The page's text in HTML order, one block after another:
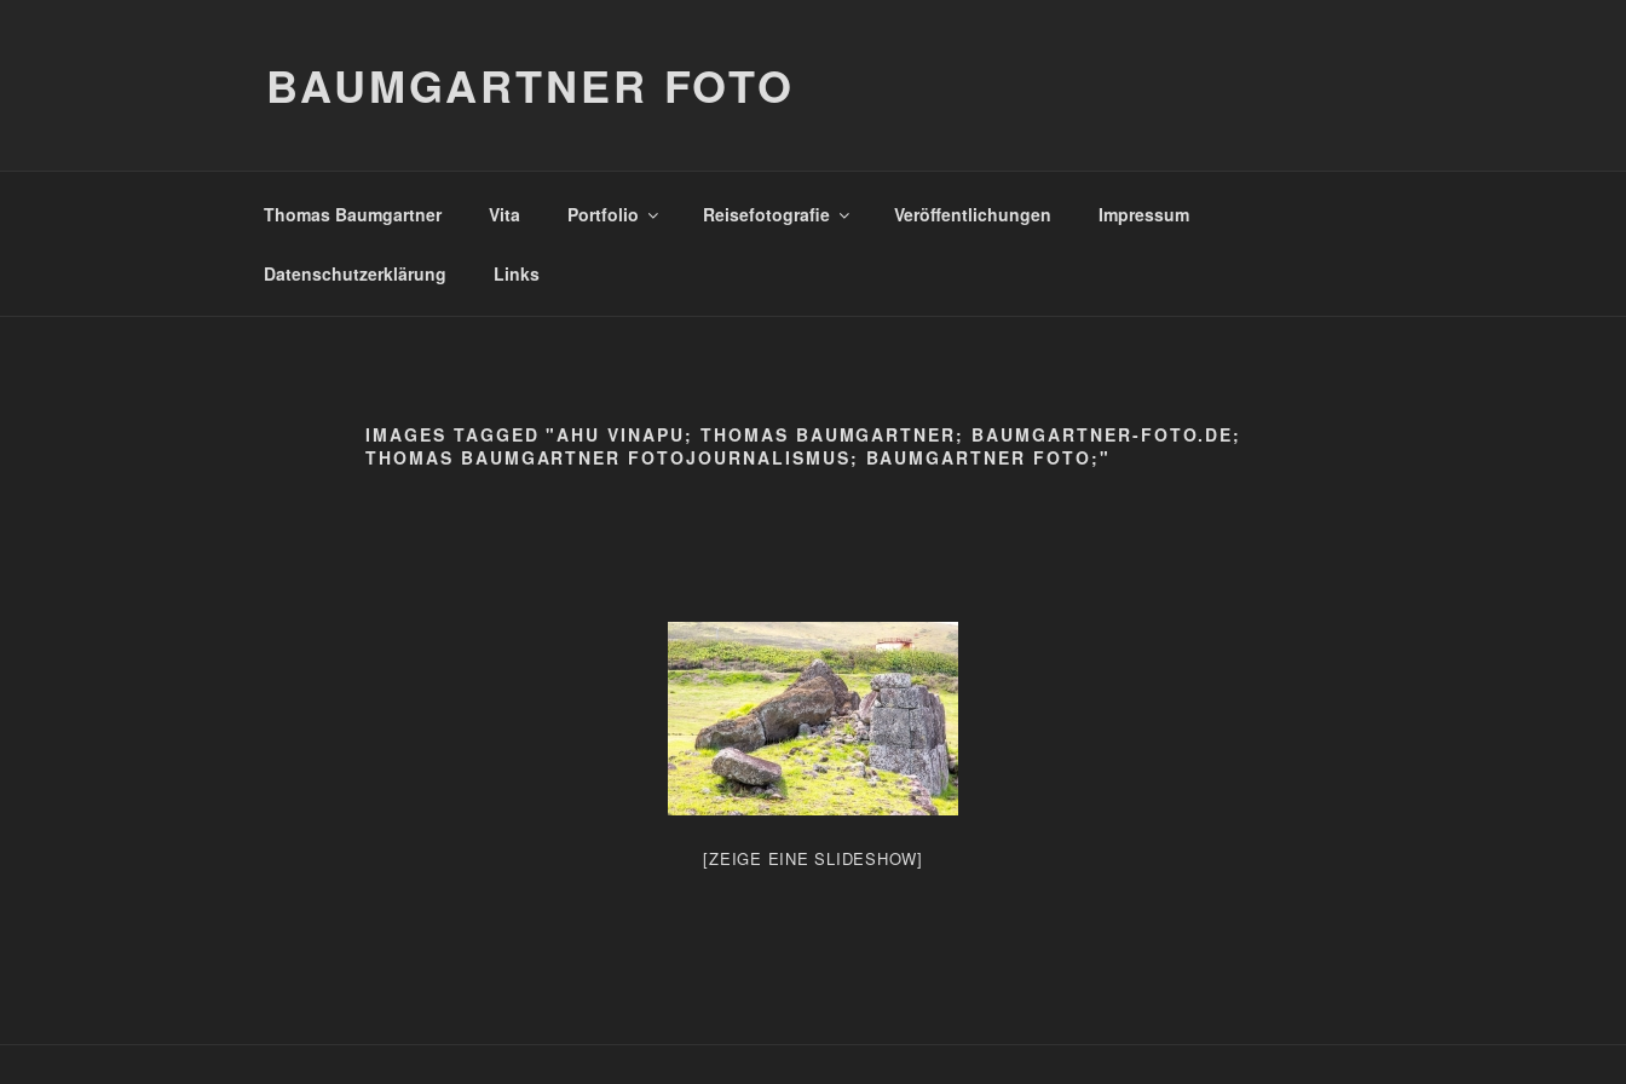
BAUMGARTNER FOTO
Thomas Baumgartner Vita Portfolio Reisefotografie Veröffentlichungen Impressum
Datenschutzerklärung Links
IMAGES TAGGED "AHU VINAPU; THOMAS BAUMGARTNER; BAUMGARTNER-FOTO.DE;
THOMAS BAUMGARTNER FOTOJOURNALISMUS; BAUMGARTNER FOTO;"
[ZEIGE EINE SLIDESHOW]